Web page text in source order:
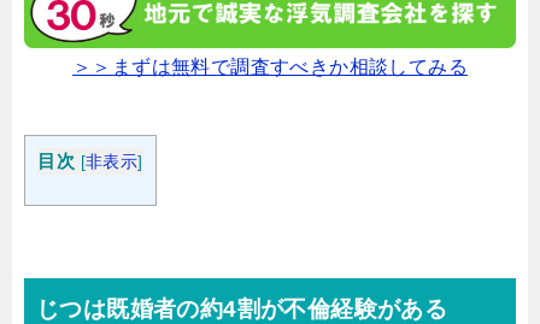
＞＞まずは無料で調査すべきか相談してみる
目次 [非表示]
じつは既婚者の約4割が不倫経験がある